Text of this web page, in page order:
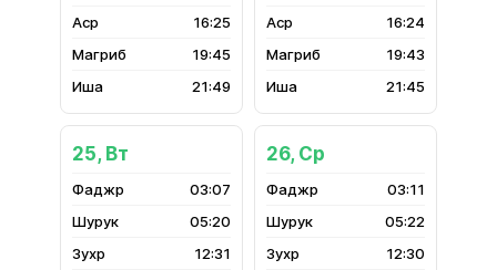
16:25
19:45
21:49
16:24
19:43
21:45
25, Вт
03:07
05:20
12:31
26, Ср
03:11
05:22
12:30